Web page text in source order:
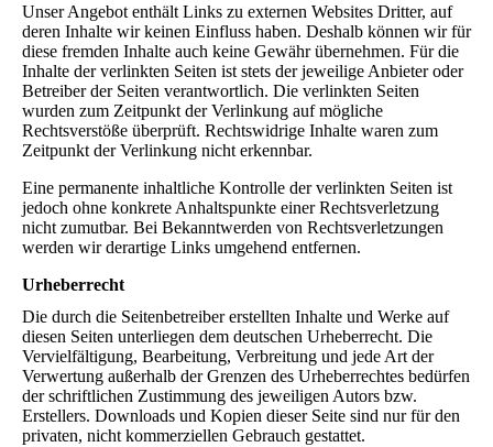
Unser Angebot enthält Links zu externen Websites Dritter, auf
deren Inhalte wir keinen Einfluss haben. Deshalb können wir für
diese fremden Inhalte auch keine Gewähr übernehmen. Für die
Inhalte der verlinkten Seiten ist stets der jeweilige Anbieter oder
Betreiber der Seiten verantwortlich. Die verlinkten Seiten
wurden zum Zeitpunkt der Verlinkung auf mögliche
Rechtsverstöße überprüft. Rechtswidrige Inhalte waren zum
Zeitpunkt der Verlinkung nicht erkennbar.
Eine permanente inhaltliche Kontrolle der verlinkten Seiten ist
jedoch ohne konkrete Anhaltspunkte einer Rechtsverletzung
nicht zumutbar. Bei Bekanntwerden von Rechtsverletzungen
werden wir derartige Links umgehend entfernen.
Urheberrecht
Die durch die Seitenbetreiber erstellten Inhalte und Werke auf
diesen Seiten unterliegen dem deutschen Urheberrecht. Die
Vervielfältigung, Bearbeitung, Verbreitung und jede Art der
Verwertung außerhalb der Grenzen des Urheberrechtes bedürfen
der schriftlichen Zustimmung des jeweiligen Autors bzw.
Erstellers. Downloads und Kopien dieser Seite sind nur für den
privaten, nicht kommerziellen Gebrauch gestattet.